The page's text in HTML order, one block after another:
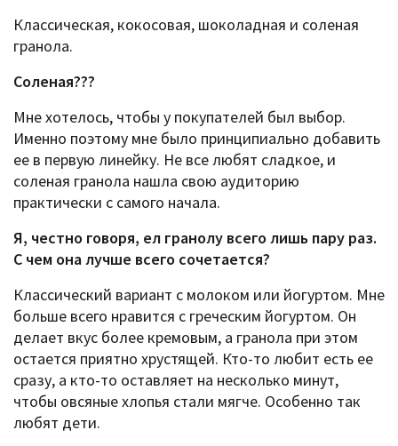
Классическая, кокосовая, шоколадная и соленая
гранола.
Соленая???
Мне хотелось, чтобы у покупателей был выбор.
Именно поэтому мне было принципиально добавить
ее в первую линейку. Не все любят сладкое, и
соленая гранола нашла свою аудиторию
практически с самого начала.
Я, честно говоря, ел гранолу всего лишь пару раз.
С чем она лучше всего сочетается?
Классический вариант с молоком или йогуртом. Мне
больше всего нравится с греческим йогуртом. Он
делает вкус более кремовым, а гранола при этом
остается приятно хрустящей. Кто-то любит есть ее
сразу, а кто-то оставляет на несколько минут,
чтобы овсяные хлопья стали мягче. Особенно так
любят дети.